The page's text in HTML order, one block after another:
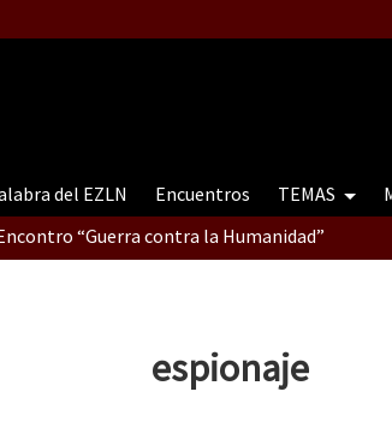
del EZLN Encuentros TEMAS
“Guerra contra la Humanidad”
espionaje